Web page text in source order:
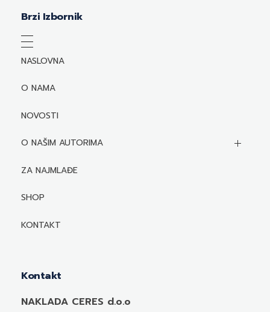
Brzi Izbornik
NASLOVNA
O NAMA
NOVOSTI
O NAŠIM AUTORIMA
Biografije autora
Mediji o autorima i njihovim naslovima
ZA NAJMLAĐE
SHOP
KONTAKT
Kontakt
NAKLADA CERES d.o.o